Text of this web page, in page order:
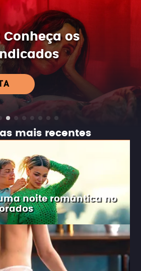
Conheça os
mais recentes
noite romântica no